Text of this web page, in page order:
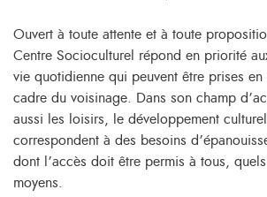
Ouvert à toute attente et à toute
Centre Socio­culturel répond en priorité
vie quotidienne qui peuvent être prises
cadre du voisinage. Dans son champ
aussi les loisirs, le développement
correspondent à des ­besoins
dont l’accès doit être permis à tous,
moyens.